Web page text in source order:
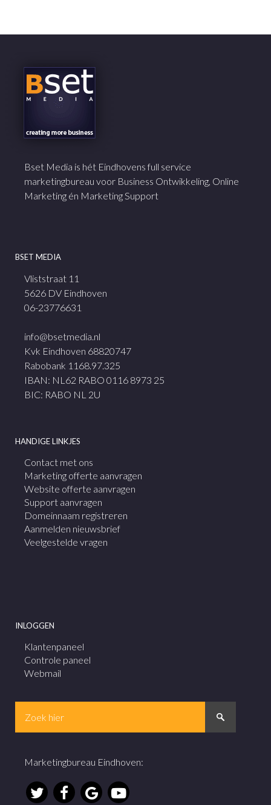
Bset Media is hét Eindhovens full service
marketingbureau voor Business Ontwikkeling, Online
Marketing én Marketing Support
BSET MEDIA
Vliststraat 11
5626 DV Eindhoven
06-23776631
info@bsetmedia.nl
Kvk Eindhoven 68820747
Rabobank 1168.97.325
IBAN: NL62 RABO 0116 8973 25
BIC: RABO NL 2U
HANDIGE LINKJES
Contact met ons
Marketing offerte aanvragen
Website offerte aanvragen
Support aanvragen
Domeinnaam registreren
Aanmelden nieuwsbrief
Veelgestelde vragen
INLOGGEN
Klantenpaneel
Controle paneel
Webmail
Marketingbureau Eindhoven: